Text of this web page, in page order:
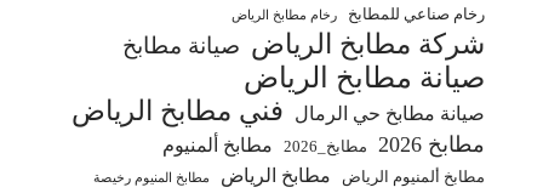
رخام صناعي للمطابخ
رخام مطابخ الرياض
شركة مطابخ الرياض صيانة مطابخ
صيانة مطابخ الرياض
صيانة مطابخ حي الرمال فني مطابخ الرياض
مطابخ 2026 مطابخ_2026 مطابخ ألمنيوم
مطابخ ألمنيوم الرياض مطابخ الرياض مطابخ المنيوم رخيصة